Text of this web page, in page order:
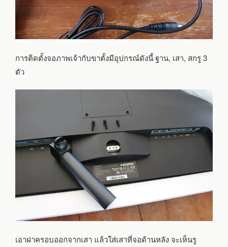
การติดตั้งจอภาพเจ้ากับขาตั้งมีอุปกรณ์ดังนี้ ฐาน, เสา, สกรู 3
ตัว
เอาฝาครอบออกจากเสา แล้วใส่เสาที่จอด้านหลัง จะเห็นรู